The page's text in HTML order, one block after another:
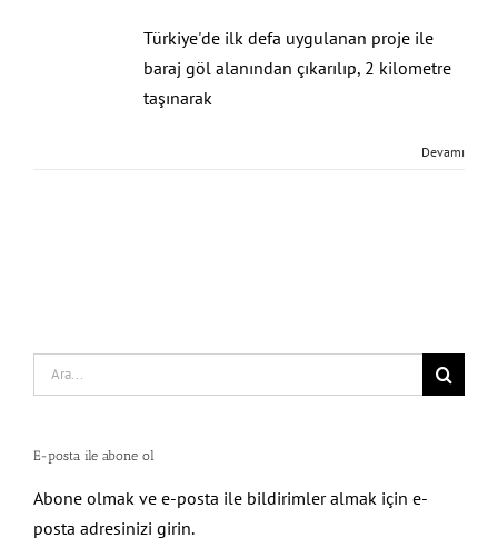
Türkiye'de ilk defa uygulanan proje ile
baraj göl alanından çıkarılıp, 2 kilometre
taşınarak
Devamı
Search
for:
E-posta ile abone ol
Abone olmak ve e-posta ile bildirimler almak için e-
posta adresinizi girin.